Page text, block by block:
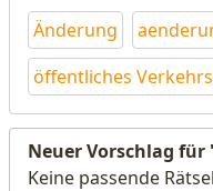
Änderung
öffentliches
Neuer Vorschlag
Keine passende